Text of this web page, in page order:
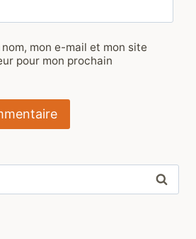
mon e-mail et mon site
pour mon prochain